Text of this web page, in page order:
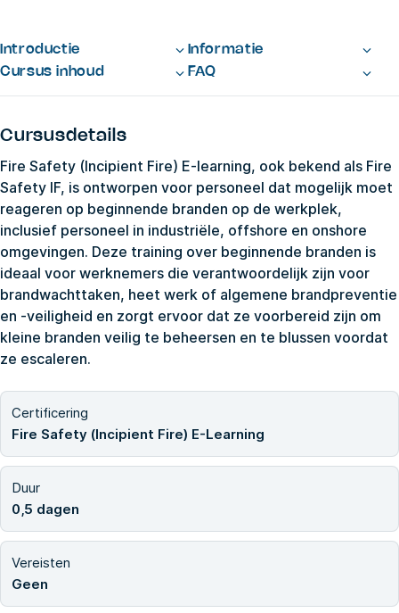
Introductie
Informatie
Cursus inhoud
FAQ
Cursusdetails
Fire Safety (Incipient Fire) E-learning, ook bekend als Fire
Safety IF, is ontworpen voor personeel dat mogelijk moet
reageren op beginnende branden op de werkplek,
inclusief personeel in industriële, offshore en onshore
omgevingen. Deze training over beginnende branden is
ideaal voor werknemers die verantwoordelijk zijn voor
brandwachttaken, heet werk of algemene brandpreventie
en -veiligheid en zorgt ervoor dat ze voorbereid zijn om
kleine branden veilig te beheersen en te blussen voordat
ze escaleren.
Certificering
Fire Safety (Incipient Fire) E-Learning
Duur
0,5 dagen
Vereisten
Geen